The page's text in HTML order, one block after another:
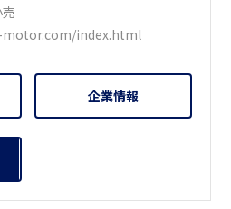
売
index.html
企業情報